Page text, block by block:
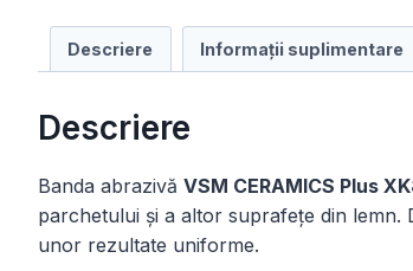
Descriere Informații suplimentare
Descriere
Banda abrazivă VSM CERAMICS Plus
parchetului și a altor suprafețe din lemn.
unor rezultate uniforme.